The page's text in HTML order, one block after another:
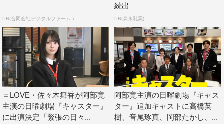
日曜劇場『キャスター』
TBS系
2025年4月スタート
毎週日曜 午後9時～9時54分
＜出演者＞
進藤壮一…阿部寛
PR(合同会社デジタルファーム )
続出
PR(森永乳業)
＝LOVE・佐々木舞香が阿部寛
主演の日曜劇場『キャスター』
に出演決定「緊張の日々...
阿部寛主演の日曜劇場『キャス
ター』追加キャストに高橋英
樹、音尾琢真、岡部たかし、...